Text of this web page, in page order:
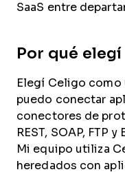
SaaS entre
Por qué
Elegí Celigo
puedo conectar
conectores de
REST, SOAP, FTP
Mi equipo utiliza
heredados con